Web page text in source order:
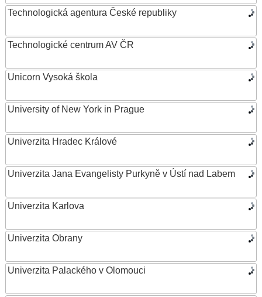
Technologická agentura České republiky
Technologické centrum AV ČR
Unicorn Vysoká škola
University of New York in Prague
Univerzita Hradec Králové
Univerzita Jana Evangelisty Purkyně v Ústí nad Labem
Univerzita Karlova
Univerzita Obrany
Univerzita Palackého v Olomouci